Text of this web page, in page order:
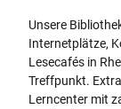
Unsere
Internetplätze,
Lesecafés in
Treffpunkt.
Lerncenter mit